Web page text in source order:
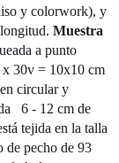
y colorwork), y
Muestra
a punto
x 30v = 10x10 cm
circular y
6 - 12 cm de
tejida en la talla
de pecho de 93